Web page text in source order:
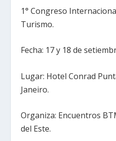
1° Congreso
Turismo.
Fecha: 17 y 18 de
Lugar: Hotel Conrad
Janeiro.
Organiza: Encuentros
del Este.